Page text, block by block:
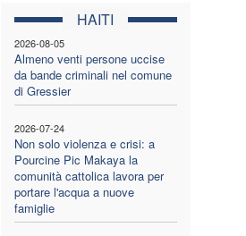
HAITI
2026-08-05
Almeno venti persone uccise
da bande criminali nel comune
di Gressier
2026-07-24
Non solo violenza e crisi: a
Pourcine Pic Makaya la
comunità cattolica lavora per
portare l'acqua a nuove
famiglie